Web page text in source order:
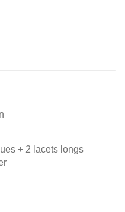
+ 2 lacets longs